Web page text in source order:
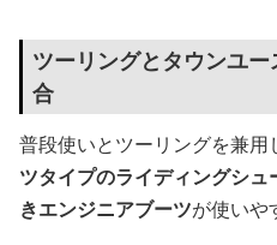
ツーリングとタウンユ
合
普段使いとツーリングを兼用
ツタイプのライディングシュ
きエンジニアブーツが使いや